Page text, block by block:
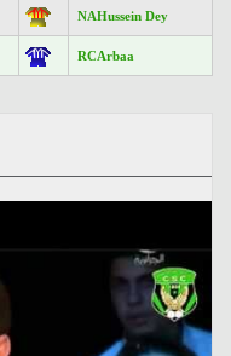
NAHussein Dey
RCArbaa